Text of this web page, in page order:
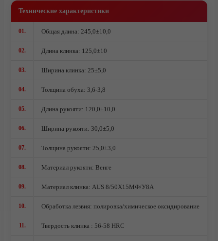
Ножи из стали AUS10Co
Ножи кованые из стали Х12МФ
О компании
Технические характеристики
01. Общая длина: 245,0±10,0
02. Длина клинка: 125,0±10
03. Ширина клинка: 25±5,0
04. Толщина обуха: 3,6-3,8
05. Длина рукояти: 120,0±10,0
06. Ширина рукояти: 30,0±5,0
07. Толщина рукояти: 25,0±3,0
08. Материал рукояти: Венге
09. Материал клинка: AUS 8/50Х15МФ/У8А
10. Обработка лезвия: полировка/химическое оксидирование
11. Твердость клинка : 56-58 HRC